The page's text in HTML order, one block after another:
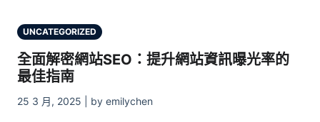
UNCATEGORIZED
全面解密網站SEO：提升網站資訊曝光率的
最佳指南
25 3 月, 2025 | by emilychen